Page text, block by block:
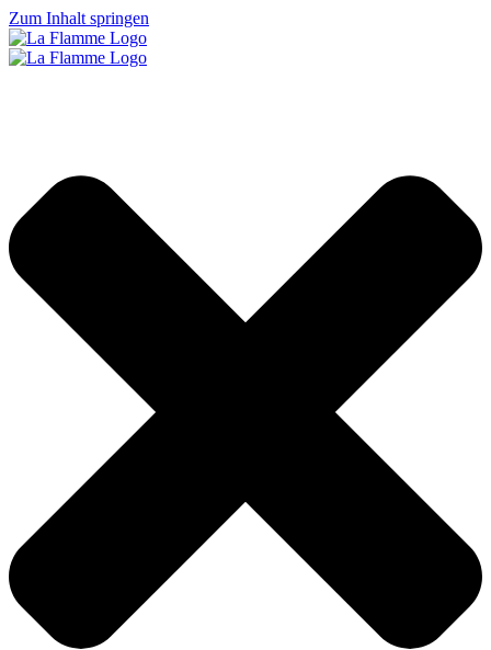
Zum Inhalt springen